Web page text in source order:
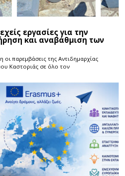
εργασίες για την
και αναβάθμιση των
οι παρεμβάσεις της Αντιδημαρχίας
Καστοριάς σε όλο τον